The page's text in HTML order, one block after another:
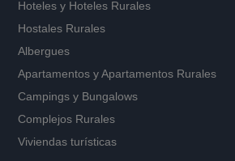
Hoteles y Hoteles Rurales
Hostales Rurales
Albergues
Apartamentos yApartamentos Rurales
Campings y Bungalows
Complejos Rurales
Viviendas turísticas